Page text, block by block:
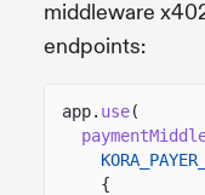
middleware
endpoints:
app. use(
{